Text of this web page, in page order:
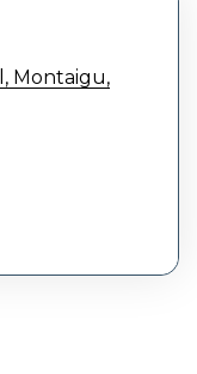
Montaigu,